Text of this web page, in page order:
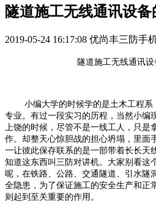
隧道施工无线通讯设
2019-05-24 16:17:08 优尚丰三防手
隧道施工无线通讯
小编大学的时候学的是土木工程
专业。有过一段实习的历程，当然小编
上饶的时候，尽管不是一线工人，只是
作。却整天心惊胆战的担心坍塌，里面
一让彼此保存联系的是一部带着长长天
知道这东西叫三防对讲机。大家别看这
呢，在铁路、公路、交通隧道、引水隧
全隐患，为了保证施工的安全生产和正
则起到至关重要的作用。